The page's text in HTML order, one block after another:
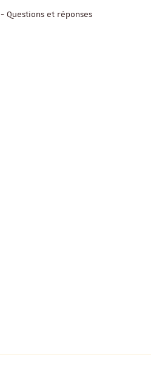
Questions et réponses